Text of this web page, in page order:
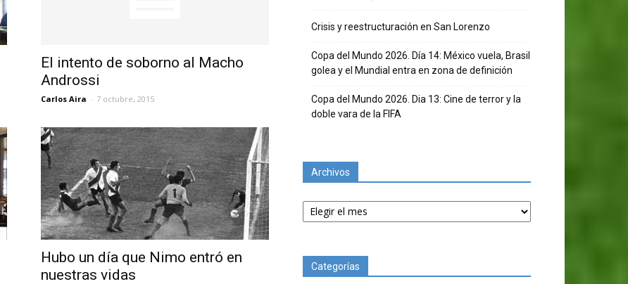
El intento de soborno al Macho
Androssi
Carlos Aira - 7 octubre, 2015
Hubo un día que Nimo entró en
nuestras vidas
Crisis y reestructuración en San Lorenzo
Copa del Mundo 2026. Día 14: México vuela, Brasil
golea y el Mundial entra en zona de definición
Copa del Mundo 2026. Dia 13: Cine de terror y la
doble vara de la FIFA
Archivos
Archivos
Categorías